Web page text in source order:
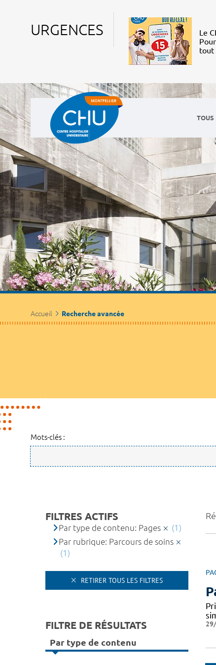
URGENCES
Le
tout
TOUS
Accueil Recherche avancée
Mots-clés :
FILTRES ACTIFS
Par type de contenu: Pages
(1)
Par rubrique: Parcours de soins
(1)
RETIRER TOUS LES FILTRES
FILTRE DE RÉSULTATS
Par type de contenu